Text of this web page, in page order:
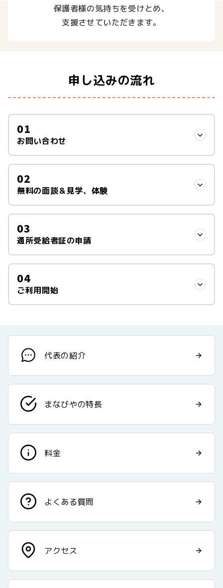
保護者様の気持ちを受けとめ、
支援させていただきます。
申し込みの流れ
01
お問い合わせ
以下の連絡手段から、お好きなものをお選びください。
メール
当サイトの無料相談もしくは
フォームからご
電話
042-633-9166
「考えがうまくまとまらないからドキドキする」とか、
ちょっぴり勇気を出してご連絡されてみてください。お子
受けとめてもらって安心したりすることもありますので、
どんな悩みでもお話しください。
02
無料の面談＆見学、体験
ぜひ、まなびやへお越しください。どんな場所で、どんな
ことをするのかわかり安心できるはずです。
保護者様だけでも、お子様とご一緒でも、どちらでも大丈
夫です。
まずは、ご相談の内容をていねいにお聞きし、お気持ちを
えします。そのうえで、まなびやがお子さんの成長、発達
のうえでお役に立てるかどうかをご判断ください。
しつこい勧誘、利用しなくてはならないような圧はかけま
せんので、ご安心ください(笑)。
無料の面談、見学、体験のご予約は「お問い合わせ」から
どうぞ！
お忙しい保護者様のために、オンライン面談も可能ですの
で、お申し付けくださいね。
03
通所受給者証の申請
まなびやに通うことを決めた場合、次に行っていただくの
が市役所です。
受給者証とは、児童発達支援や放課後等デイサービスなど
「障害児通所支援」に通うために、お住まいの自治体(市
区町村)から交付される証明書のことです。
受給者証を申請するには、以下のうちどれか１つを取得す
る必要となります。
◼︎診断書（小児科医、脳神経外科、精神科、心療内科
等）
等）
◼︎就学相談会議結果通知書（小学校入学前に教育委員
会より通知が来た場合）
申請後、取得まで２～3週間かかると言われています。し
かし、受給者証が無くても、申請したその日からご利用い
04
ご利用開始
りたいときでも、安心してご利用いただけるサービスを提
代表の紹介
まなびやの特長
料金
よくある質問
アクセス